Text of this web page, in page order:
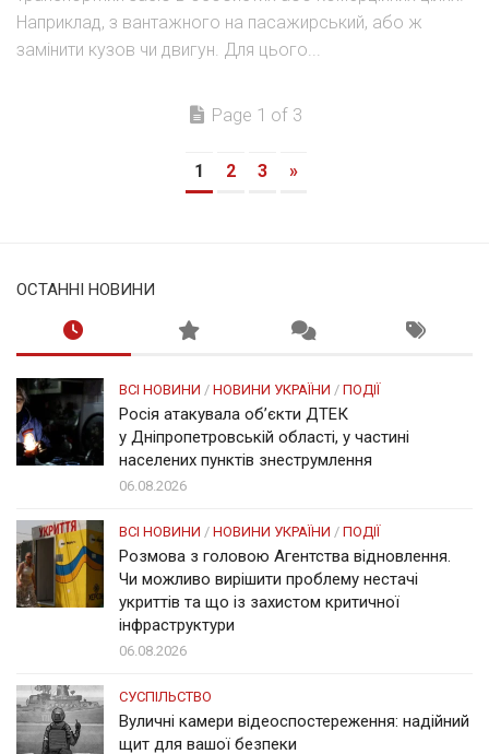
Наприклад, з вантажного на пасажирський, або ж
замінити кузов чи двигун. Для цього...
Page 1 of 3
1 2 3 »
ОСТАННІ НОВИНИ
ВСІ НОВИНИ / НОВИНИ УКРАЇНИ / ПОДІЇ
Росія атакувала об’єкти ДТЕК
у Дніпропетровській області, у частині
населених пунктів знеструмлення
06.08.2026
ВСІ НОВИНИ / НОВИНИ УКРАЇНИ / ПОДІЇ
Розмова з головою Агентства відновлення.
Чи можливо вирішити проблему нестачі
укриттів та що із захистом критичної
інфраструктури
06.08.2026
СУСПІЛЬСТВО
Вуличні камери відеоспостереження: надійний
щит для вашої безпеки